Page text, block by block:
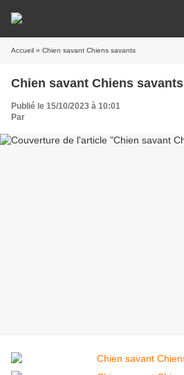
Accueil » Chien savant Chiens savants
Chien savant Chiens savants
Publié le 15/10/2023 à 10:01
Par